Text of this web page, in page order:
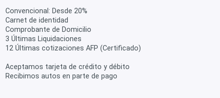
Convencional: Desde 20%
Carnet de identidad
Comprobante de Domicilio
3 Últimas Liquidaciones
12 Últimas cotizaciones AFP (Certificado)
Aceptamos tarjeta de crédito y débito
Recibimos autos en parte de pago